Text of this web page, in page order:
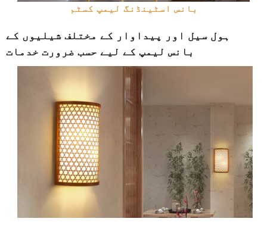
بانس اسٹینڈنگ لیمپ کسٹم
ہول سیل اور پیداوار کے مختلف شیلیوں کے
بانس لیمپ کے لیے حسب ضرورت خدمات